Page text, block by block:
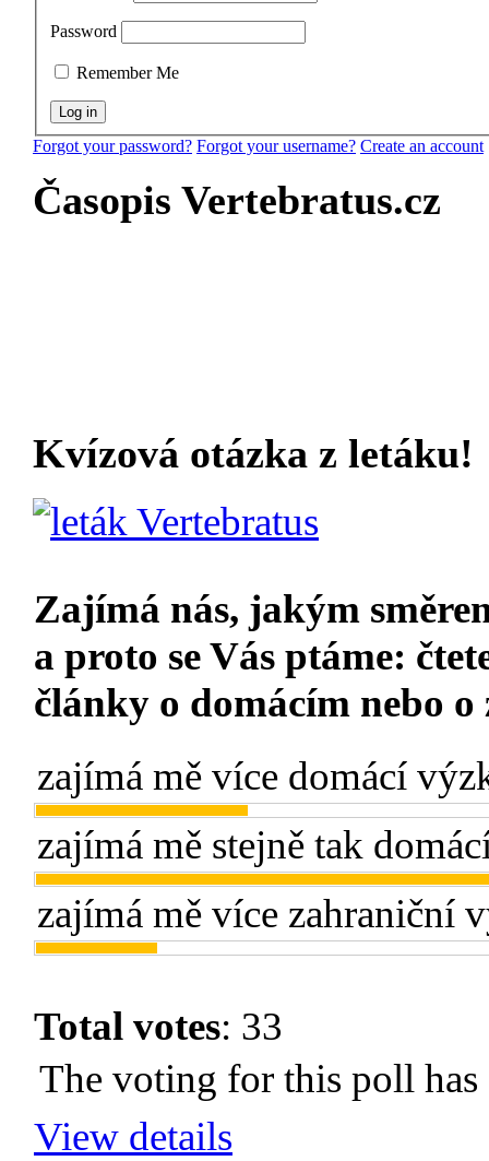
Password
Remember Me
Forgot your password? Forgot your username? Create an account
Časopis Vertebratus.cz
Kvízová otázka z letáku!
Zajímá nás, jakým
a proto se Vás ptáme:
články o domácím nebo
zajímá mě více domácí
zajímá mě stejně tak
zajímá mě více zahraniční
Total votes: 33
The voting for this poll has
View details